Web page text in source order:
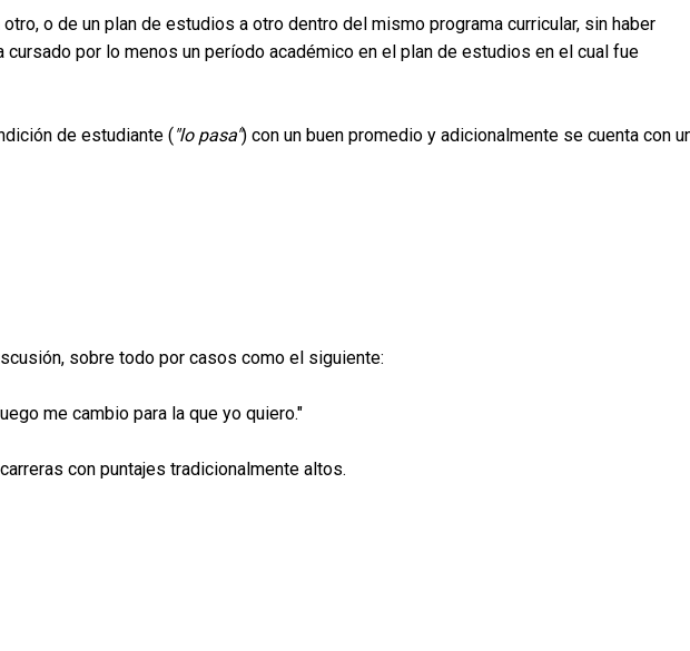
o de un plan de estudios a otro dentro del mismo programa curricular, sin haber
por lo menos un período académico en el plan de estudios en el cual fue
de estudiante ("lo pasa") con un buen promedio y adicionalmente se cuenta con
sobre todo por casos como el siguiente:
me cambio para la que yo quiero."
con puntajes tradicionalmente altos.